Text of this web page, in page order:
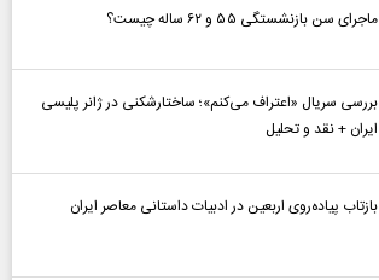
ماجرای سن بازنشستگی ۵۵ و ۶۲ ساله چیست؟
بررسی سریال «اعتراف می‌کنم»؛ ساختارشکنی در ژانر پلیسی
ایران + نقد و تحلیل
بازتاب پیاده‌روی اربعین در ادبیات داستانی معاصر ایران